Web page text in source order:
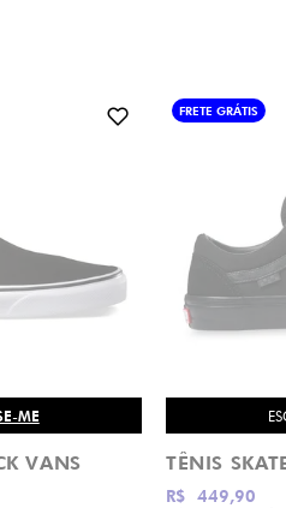
ME
VANS
FRETE GRÁTIS
R$ 449,90